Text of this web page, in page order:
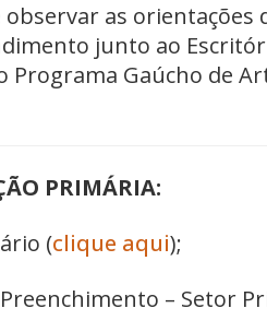
as orientações
junto ao
Gaúcho de
PRIMÁRIA:
(clique aqui);
– Setor